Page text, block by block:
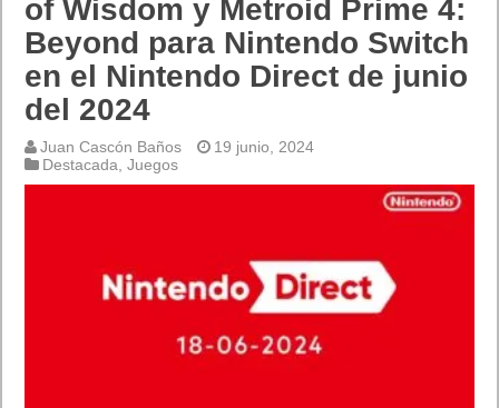
of Wisdom y Metroid Prime 4:
Beyond para Nintendo Switch
en el Nintendo Direct de junio
del 2024
Juan Cascón Baños
19 junio, 2024
Destacada ,Juegos